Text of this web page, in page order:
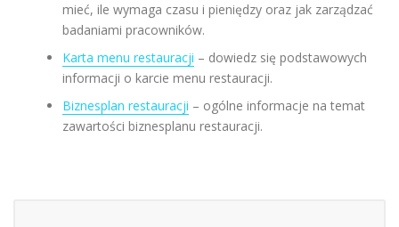
mieć, ile wymaga czasu i pieniędzy oraz jak zarządzać
badaniami pracowników.
Karta menu restauracji – dowiedz się podstawowych
informacji o karcie menu restauracji.
Biznesplan restauracji – ogólne informacje na temat
zawartości biznesplanu restauracji.